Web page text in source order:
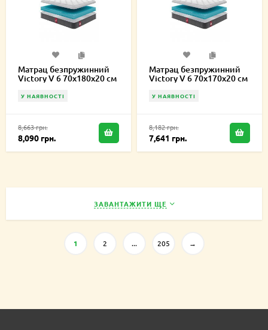
Матрац безпружинний
Victory V 6 70х180х20 см
У НАЯВНОСТІ
8,663 грн.
8,090 грн.
Матрац безпружинний
Victory V 6 70х170х20 см
У НАЯВНОСТІ
8,182 грн.
7,641 грн.
ЗАВАНТАЖИТИ ЩЕ
1 2 ... 205 →